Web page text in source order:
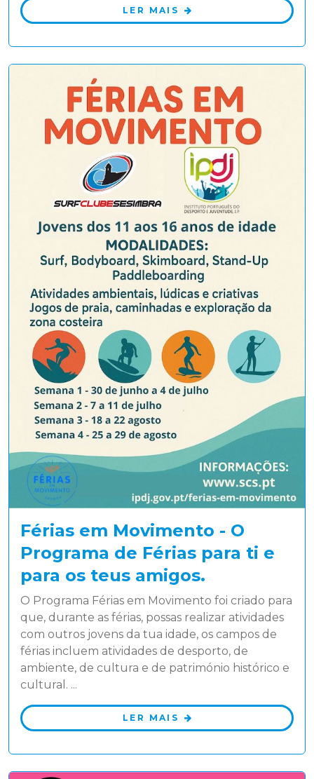
LER MAIS
Férias em Movimento - O
Programa de Férias para ti e
para os teus amigos.
O Programa Férias em Movimento foi criado para
que, durante as férias, possas realizar atividades
com outros jovens da tua idade, os campos de
férias incluem atividades de desporto, de
ambiente, de cultura e de património histórico e
cultural. ...
LER MAIS